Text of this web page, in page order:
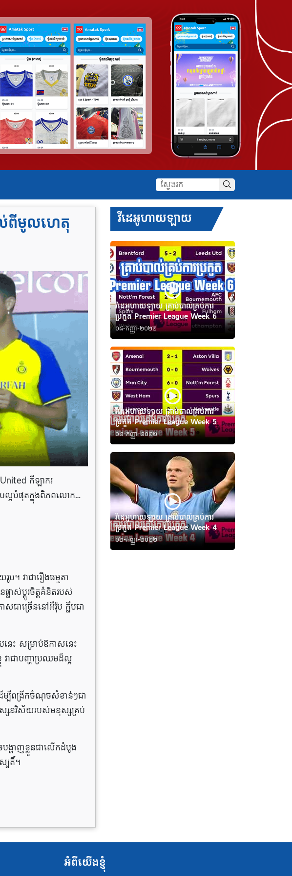
ល់ពីមូលហេតុ
កីឡាករ
ល្អបំផុតក្នុងពិភពលោក…
។ វាជារឿងធម្មតា
ាស់ប្តូរចិត្តគំនិតរបស់
សជាច្រើននៅអឺរ៉ុប ក្លឹបជា
នេះ សម្រាប់ឱកាសនេះ
ាជាបញ្ហាប្រឈមដ៏ល្អ
ើម្បីពង្រីកចំណុចសំខាន់ៗជា
ទស្សនវិស័យរបស់មនុស្សគ្រប់
បង្ហាញខ្លួនជាលើកដំបូង
បតិ៍។
វីដេអូហាយឡាយ
វីដេអូហាយឡាយ គ្រាប់បាល់គ្រប់ការ
ប្រកួត Premier League Week 6
០៨-កញ្ញា-២០២២
វីដេអូហាយឡាយ គ្រាប់បាល់គ្រប់ការ
ប្រកួត Premier League Week 5
០២-កញ្ញា-២០២២
វីដេអូហាយឡាយ គ្រាប់បាល់គ្រប់ការ
ប្រកួត Premier League Week 4
០២-កញ្ញា-២០២២
អំពីយើងខ្ញុំ